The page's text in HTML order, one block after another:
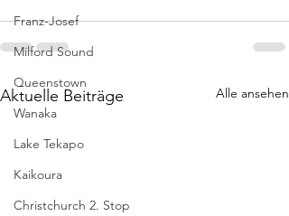
Franz-Josef
Milford Sound
Queenstown
Wanaka
Lake Tekapo
Kaikoura
Christchurch 2. Stop
Aktuelle Beiträge Alle ansehen